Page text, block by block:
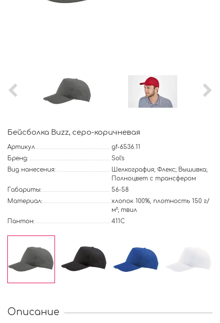
Бейсболка Buzz, cеро-коричневая
Артикул
gf-6536.11
Бренд:
Sol's
Вид нанесения:
Шелкография; Флекс; Вышивка;
Полноцвет с трансфером
Габариты:
56-58
Материал:
хлопок 100%, плотность 150 г/
м²; твил
Пантон:
411C
Описание